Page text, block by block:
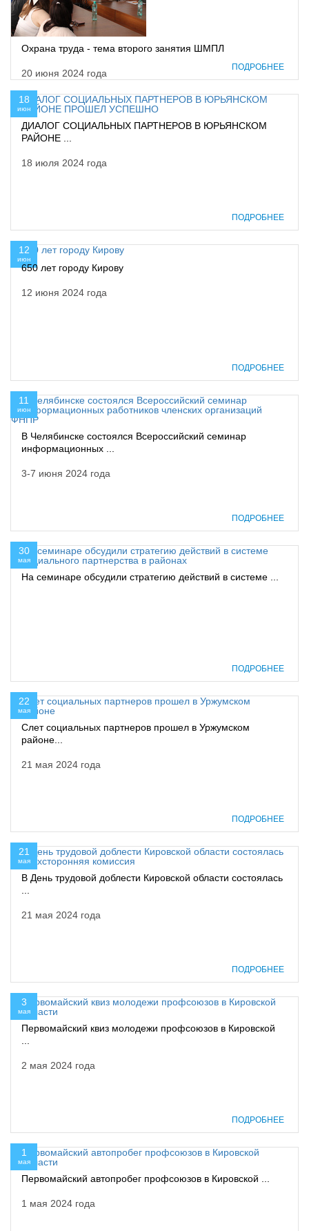
Охрана труда - тема второго занятия ШМПЛ
20 июня 2024 года
ПОДРОБНЕЕ
18
июн
ДИАЛОГ СОЦИАЛЬНЫХ ПАРТНЕРОВ В ЮРЬЯНСКОМ
РАЙОНЕ ...
18 июля 2024 года
ПОДРОБНЕЕ
12
июн
650 лет городу Кирову
12 июня 2024 года
ПОДРОБНЕЕ
11
июн
В Челябинске состоялся Всероссийский семинар
информационных ...
3-7 июня 2024 года
ПОДРОБНЕЕ
30
мая
На семинаре обсудили стратегию действий в системе ...
ПОДРОБНЕЕ
22
мая
Слет социальных партнеров прошел в Уржумском
районе...
21 мая 2024 года
ПОДРОБНЕЕ
21
мая
В День трудовой доблести Кировской области состоялась
21 мая 2024 года
ПОДРОБНЕЕ
3
мая
Первомайский квиз молодежи профсоюзов в Кировской
2 мая 2024 года
ПОДРОБНЕЕ
1
мая
Первомайский автопробег профсоюзов в Кировской ...
1 мая 2024 года